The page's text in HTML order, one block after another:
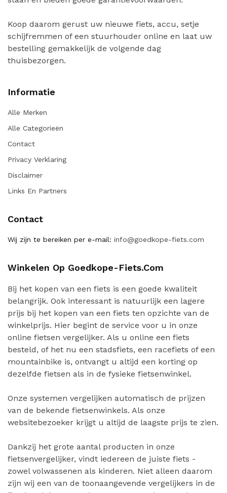
Koop daarom gerust uw nieuwe fiets, accu, setje
schijfremmen of een stuurhouder online en laat uw
bestelling gemakkelijk de volgende dag
thuisbezorgen.
Informatie
Alle Merken
Alle Categorieën
Contact
Privacy Verklaring
Disclaimer
Links En Partners
Contact
Wij zijn te bereiken per e-mail: info@goedkope-fiets.com
Winkelen Op Goedkope-Fiets.com
Bij het kopen van een fiets is een goede kwaliteit
belangrijk. Ook interessant is natuurlijk een lagere
prijs bij het kopen van een fiets ten opzichte van de
winkelprijs. Hier begint de service voor u in onze
online fietsen vergelijker. Als u online een fiets
besteld, of het nu een stadsfiets, een racefiets of een
mountainbike is, ontvangt u altijd een korting op
dezelfde fietsen als in de fysieke fietsenwinkel.
Onze systemen vergelijken automatisch de prijzen
van de bekende fietsenwinkels. Als onze
websitebezoeker krijgt u altijd de laagste prijs te zien.
Dankzij het grote aantal producten in onze
fietsenvergelijker, vindt iedereen de juiste fiets -
zowel volwassenen als kinderen. Niet alleen daarom
zijn wij een van de toonaangevende vergelijkers in de